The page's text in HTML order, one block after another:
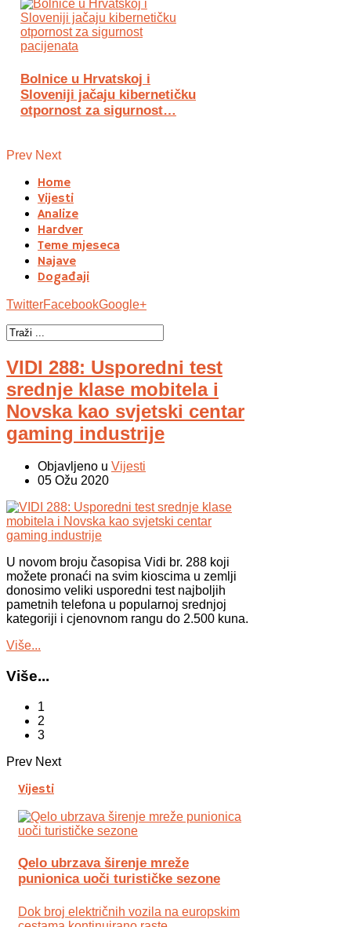
Bolnice u Hrvatskoj i
Sloveniji jačaju kibernetičku
otpornost za sigurnost…
Prev Next
Home
Vijesti
Analize
Hardver
Teme mjeseca
Najave
Događaji
TwitterFacebookGoogle+
VIDI 288: Usporedni test
srednje klase mobitela i
Novska kao svjetski centar
gaming industrije
Objavljeno u Vijesti
05 Ožu 2020
U novom broju časopisa Vidi br. 288 koji
možete pronaći na svim kioscima u zemlji
donosimo veliki usporedni test najboljih
pametnih telefona u popularnoj srednjoj
kategoriji i cjenovnom rangu do 2.500 kuna.
Više...
Više...
1
2
3
Prev Next
Vijesti
Qelo ubrzava širenje mreže
punionica uoči turističke sezone
Dok broj električnih vozila na europskim